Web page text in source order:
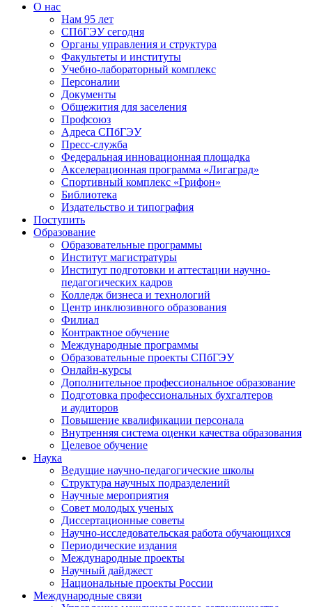
О нас
Нам 95 лет
СПбГЭУ сегодня
Органы управления и структура
Факультеты и институты
Учебно-лабораторный комплекс
Персоналии
Документы
Общежития для заселения
Профсоюз
Адреса СПбГЭУ
Пресс-служба
Федеральная инновационная площадка
Акселерационная программа «Лигаград»­­
Спортивный комплекс «Грифон»
Библиотека
Издательство и типография
Поступить
Образование
Образовательные программы
Институт магистратуры
Институт подготовки и аттестации научно-
педагогических кадров
Колледж бизнеса и технологий
Центр инклюзивного образования
Филиал
Контрактное обучение
Международные программы
Образовательные проекты СПбГЭУ
Онлайн-курсы
Дополнительное профессиональное образование
Подготовка профессиональных бухгалтеров
и аудиторов
Повышение квалификации персонала
Внутренняя система оценки качества образования
Целевое обучение
Наука
Ведущие научно-педагогические школы
Структура научных подразделений
Научные мероприятия
Совет молодых ученых
Диссертационные советы
Научно-исследовательская работа обучающихся
Периодические издания
Международные проекты
Научный дайджест
Национальные проекты России
Международные связи